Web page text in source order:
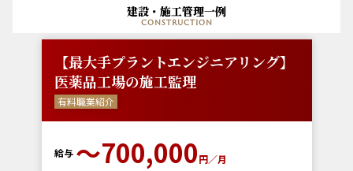
建設・施工管理一例
construction
【最大手プラントエンジニアリング】
医薬品工場の施工監理
有料職業紹介
給与 〜700,000円／月